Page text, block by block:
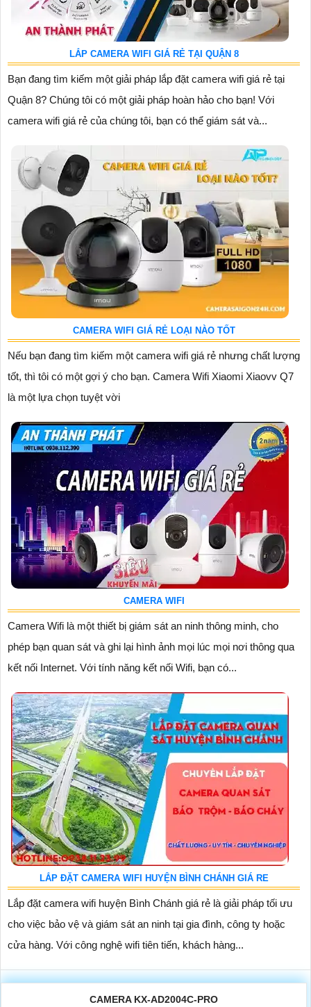
LẮP CAMERA WIFI GIÁ RẺ TẠI QUẬN 8
Bạn đang tìm kiếm một giải pháp lắp đặt camera wifi giá rẻ tại
Quận 8? Chúng tôi có một giải pháp hoàn hảo cho bạn! Với
camera wifi giá rẻ của chúng tôi, bạn có thể giám sát và...
CAMERA WIFI GIÁ RẺ LOẠI NÀO TỐT
Nếu bạn đang tìm kiếm một camera wifi giá rẻ nhưng chất lượng
tốt, thì tôi có một gợi ý cho bạn. Camera Wifi Xiaomi Xiaovv Q7
là một lựa chọn tuyệt vời
CAMERA WIFI
Camera Wifi là một thiết bị giám sát an ninh thông minh, cho
phép bạn quan sát và ghi lại hình ảnh mọi lúc mọi nơi thông qua
kết nối Internet. Với tính năng kết nối Wifi, bạn có...
LẮP ĐẶT CAMERA WIFI HUYỆN BÌNH CHÁNH GIÁ RE
Lắp đặt camera wifi huyện Bình Chánh giá rẻ là giải pháp tối ưu
cho việc bảo vệ và giám sát an ninh tại gia đình, công ty hoặc
cửa hàng. Với công nghệ wifi tiên tiến, khách hàng...
CAMERA KX-AD2004C-PRO